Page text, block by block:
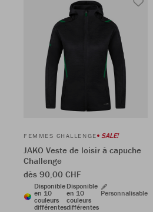
FEMMES CHALLENGE SALE!
JAKO Veste de loisir à capuche
Challenge
dès 90,00 CHF
Disponible
en 10
couleurs
différentes
Disponible
en 10
couleurs
différentes
Personnalisable